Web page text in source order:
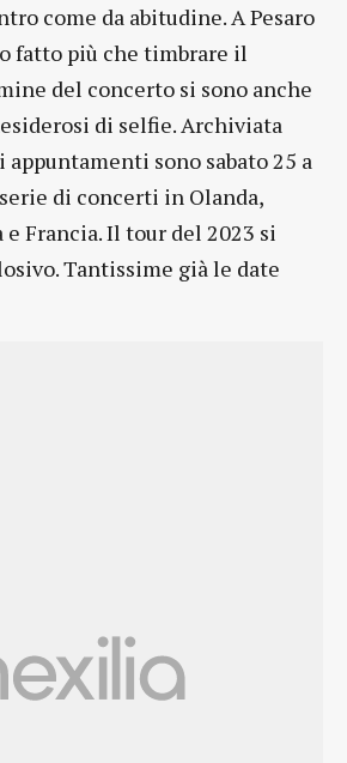
come da abitudine. A Pesaro
fatto più che timbrare il
del concerto si sono anche
di selfie. Archiviata
appuntamenti sono sabato 25 a
di concerti in Olanda,
Francia. Il tour del 2023 si
Tantissime già le date